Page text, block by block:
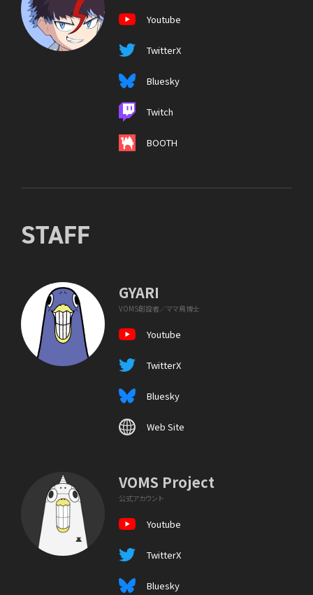
Youtube
TwitterX
Bluesky
Twitch
BOOTH
STAFF
GYARI
VOMS創設者／ママ鳥博士
Youtube
TwitterX
Bluesky
Web Site
VOMS Project
公式アカウント
Youtube
TwitterX
Bluesky